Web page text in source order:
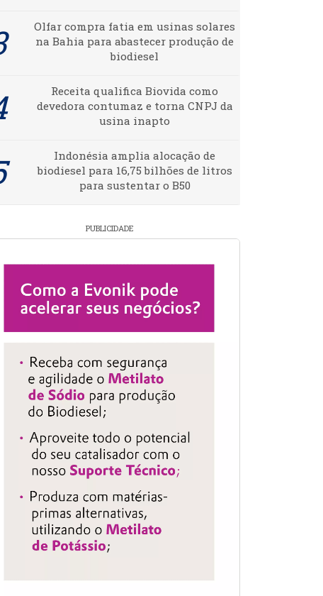
Olfar compra fatia em usinas solares
na Bahia para abastecer produção de
biodiesel
Receita qualifica Biovida como
devedora contumaz e torna CNPJ da
usina inapto
Indonésia amplia alocação de
biodiesel para 16,75 bilhões de litros
para sustentar o B50
PUBLICIDADE